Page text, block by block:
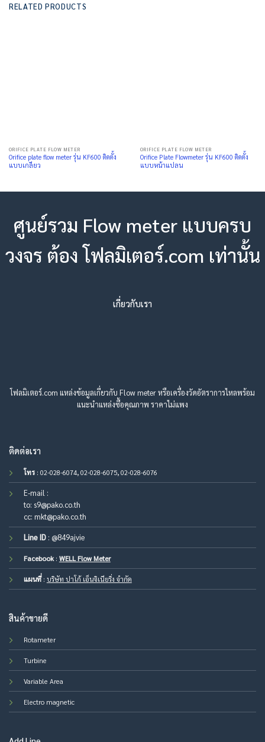
RELATED PRODUCTS
ORIFICE PLATE FLOW METER
Orifice plate flow meter รุ่น KF600 ติดตั้ง
แบบเกลียว
ORIFICE PLATE FLOW METER
Orifice Plate Flowmeter รุ่น KF600 ติดตั้ง
แบบหน้าแปลน
ศูนย์รวม Flow meter แบบครบ
วงจร ต้อง โฟลมิเตอร์.com เท่านั้น
เกี่ยวกับเรา
โฟลมิเตอร์.com แหล่งข้อมูลเกี่ยวกับ Flow meter หรือเครื่องวัดอัตราการไหลพร้อม
แนะนำแหล่งซื้อคุณภาพ ราคาไม่แพง
ติดต่อเรา
โทร: 02-028-6074, 02-028-6075, 02-028-6076
E-mail :
to: s9@pako.co.th
cc: mkt@pako.co.th
Line ID: @849ajvie
Facebook: WELL Flow Meter
แผนที่: บริษัท ปาโก้ เอ็นจิเนียริ่ง จำกัด
สินค้าขายดี
Rotameter
Turbine
Variable Area
Electro magnetic